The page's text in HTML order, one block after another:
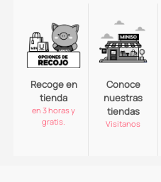
Recoge en
tienda
en 3 horas y
gratis.
Conoce
nuestras
tiendas
Visitanos